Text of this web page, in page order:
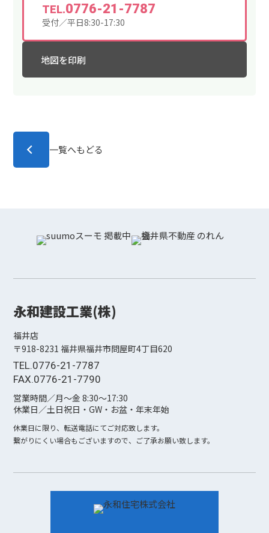
TEL.0776-21-7787
受付／平日8:30-17:30
地図を印刷
一覧へもどる
永和建設工業(株)
福井店
〒918-8231 福井県福井市問屋町4丁⽬620
TEL.0776-21-7787
FAX.0776-21-7790
営業時間／月〜金 8:30〜17:30
休業日／土日祝日・GW・お盆・年末年始
休業日に限り、転送電話にてご対応致します。
繋がりにくい場合もございますので、ご了承お願い致します。